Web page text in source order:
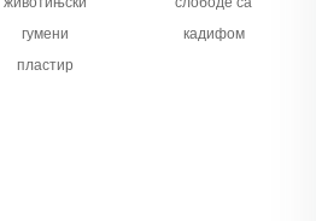
гумени
пластир
кадифом